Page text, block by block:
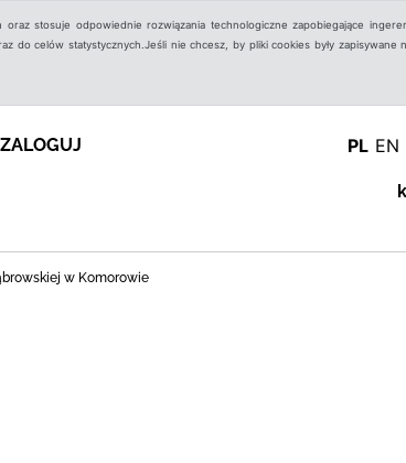
stosuje odpowiednie rozwiązania technologiczne zapobiegające
do celów statystycznych.Jeśli nie chcesz, by pliki cookies były zapisywane
PL EN
w Komorowie